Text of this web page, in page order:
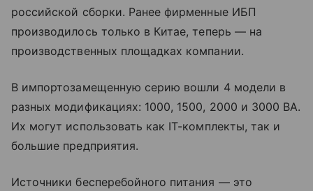
российской сборки. Ранее фирменные ИБП
производилось только в Китае, теперь — на
производственных площадках компании.
В импортозамещенную серию вошли 4 модели в
разных модификациях: 1000, 1500, 2000 и 3000 ВА.
Их могут использовать как IT-комплекты, так и
большие предприятия.
Источники бесперебойного питания — это